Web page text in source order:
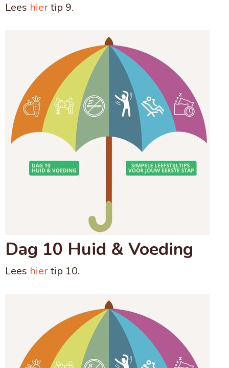
Lees hiertip 9.
Dag 10 Huid & Voeding
Lees hiertip 10.